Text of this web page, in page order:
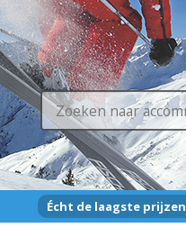
Écht de laagste prijzen